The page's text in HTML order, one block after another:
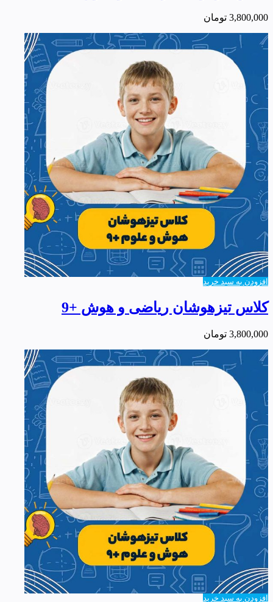
3,800,000 تومان
افزودن به سبد خرید
کلاس تیزهوشان ریاضی و هوش +9
3,800,000 تومان
افزودن به سبد خرید